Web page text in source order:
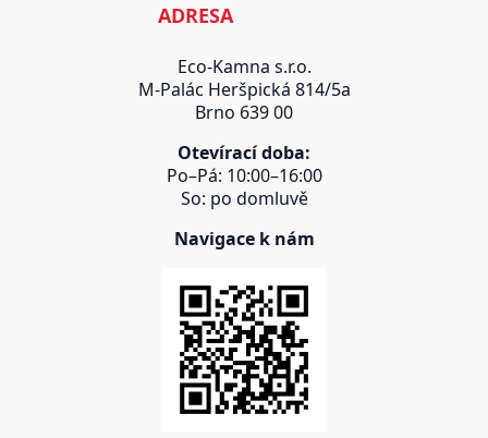
ADRESA
Eco-Kamna s.r.o.
M-Palác Heršpická 814/5a
Brno 639 00
Otevírací doba:
Po–Pá: 10:00–16:00
So: po domluvě
Navigace k nám